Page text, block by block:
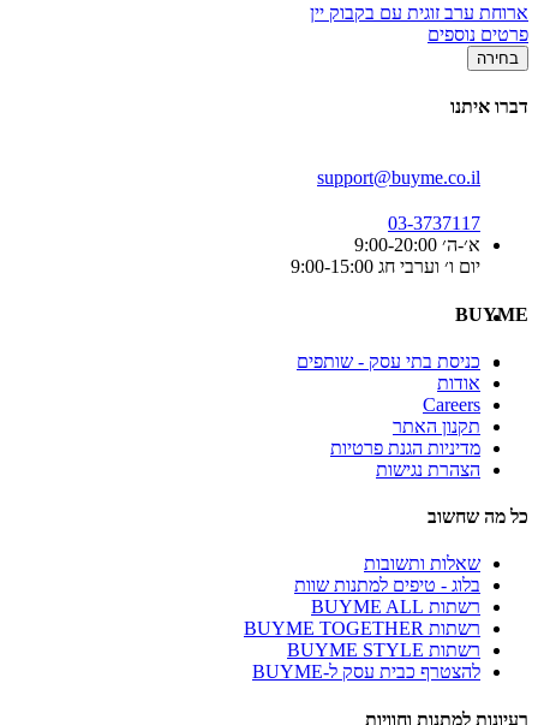
ארוחת ערב זוגית עם בקבוק יין
פרטים נוספים
בחירה
דברו איתנו
support@buyme.co.il
03-3737117
א׳-ה׳ 9:00-20:00
יום ו׳ וערבי חג 9:00-15:00
BUYME
כניסת בתי עסק - שותפים
אודות
Careers
תקנון האתר
מדיניות הגנת פרטיות
הצהרת נגישות
כל מה שחשוב
שאלות ותשובות
בלוג - טיפים למתנות שוות
רשתות BUYME ALL
רשתות BUYME TOGETHER
רשתות BUYME STYLE
להצטרף כבית עסק ל-BUYME
רעיונות למתנות וחוויות